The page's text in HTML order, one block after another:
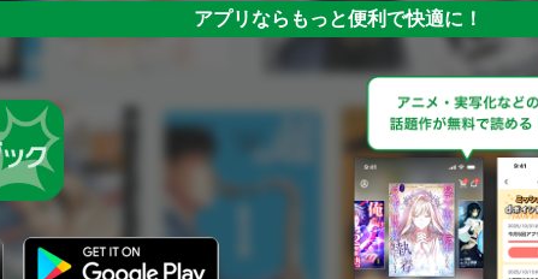
アプリならもっと便利で快適に！